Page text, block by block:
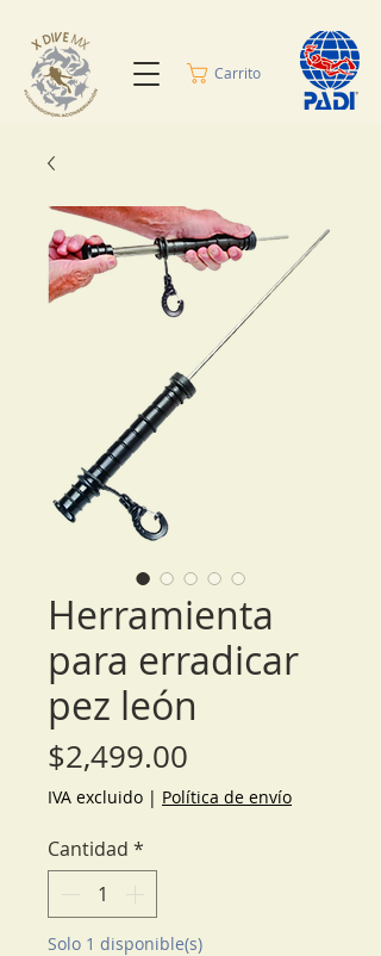
Carrito
Herramienta
para erradicar
pez león
$2,499.00
IVA excluido | Política de envío
Cantidad *
Solo 1 disponible(s)